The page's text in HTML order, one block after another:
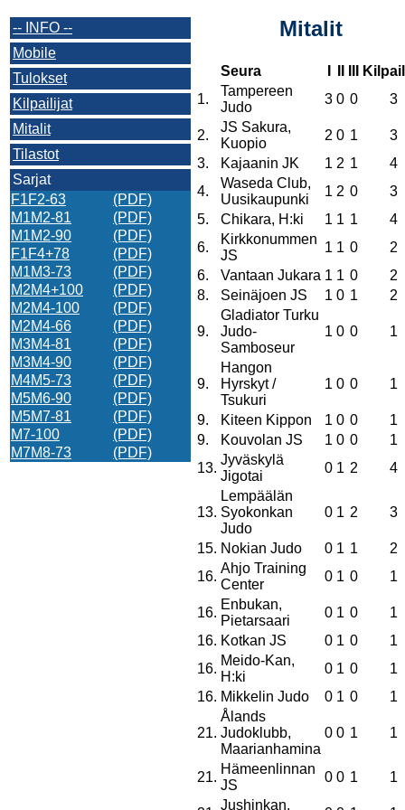
-- INFO --
Mobile
Tulokset
Kilpailijat
Mitalit
Tilastot
Sarjat
F1F2-63
(PDF)
M1M2-81
(PDF)
M1M2-90
(PDF)
F1F4+78
(PDF)
M1M3-73
(PDF)
M2M4+100
(PDF)
M2M4-100
(PDF)
M2M4-66
(PDF)
M3M4-81
(PDF)
M3M4-90
(PDF)
M4M5-73
(PDF)
M5M6-90
(PDF)
M5M7-81
(PDF)
M7-100
(PDF)
M7M8-73
(PDF)
Mitalit
Seura
1.
Tampereen
Judo
3 0 0 3
2.
JS Sakura,
Kuopio
2 0 1
3
3.
Kajaanin JK 1 2 1
4
4.
Waseda Club,
Uusikaupunki
1 2 0
3
5.
Chikara, H:ki 1 1 1
4
6.
Kirkkonummen
JS
1 1 0
2
6.
Vantaan Jukara 1 1 0
2
8.
Seinäjoen JS 1 0 1 2
9.
Gladiator Turku
Judo-
Samboseur
1 0 0 1
9.
Hangon
Hyrskyt /
Tsukuri
1 0 0 1
9. Kiteen Kippon 1 0 0
1
9.
Kouvolan JS 1 0 0
1
13.
Jyväskylä
Jigotai
0 1 2 4
13.
Lempäälän
Syokonkan
Judo
0 1 2 3
15. Nokian Judo 0 1 1
2
16.
Ahjo Training
Center
0 1 0 1
16.
Enbukan,
Pietarsaari
0 1 0
1
16. Kotkan JS 0 1 0
1
16.
Meido-Kan,
H:ki
0 1 0
1
16. Mikkelin Judo 0 1 0 1
21.
Ålands
Judoklubb,
Maarianhamina
0 0 1 1
21.
Hämeenlinnan
JS
0 0 1 1
Jushinkan,